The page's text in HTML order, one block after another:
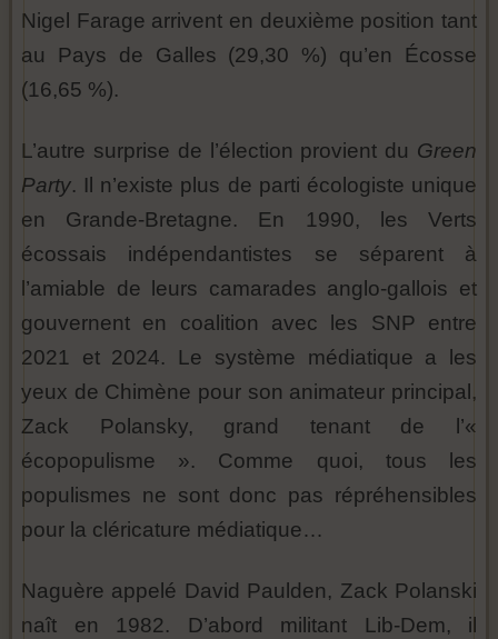
Nigel Farage arrivent en deuxième position tant
au Pays de Galles (29,30 %) qu’en Écosse
(16,65 %).
L’autre surprise de l’élection provient du Green
Party. Il n’existe plus de parti écologiste unique
en Grande-Bretagne. En 1990, les Verts
écossais indépendantistes se séparent à
l’amiable de leurs camarades anglo-gallois et
gouvernent en coalition avec les SNP entre
2021 et 2024. Le système médiatique a les
yeux de Chimène pour son animateur principal,
Zack Polansky, grand tenant de l’«
écopopulisme ». Comme quoi, tous les
populismes ne sont donc pas répréhensibles
pour la cléricature médiatique…
Naguère appelé David Paulden, Zack Polanski
naît en 1982. D’abord militant Lib-Dem, il